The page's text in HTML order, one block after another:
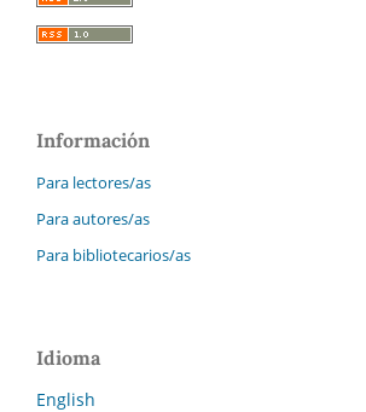
Información
Para lectores/as
Para autores/as
Para bibliotecarios/as
Idioma
English